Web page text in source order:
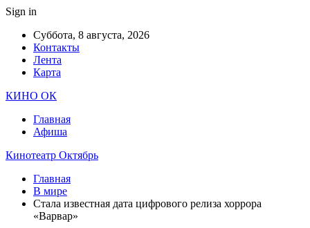
Sign in
Суббота, 8 августа, 2026
Контакты
Лента
Карта
КИНО ОК
Главная
Афиша
Кинотеатр Октябрь
Главная
В мире
Стала известная дата цифрового релиза хоррора
«Варвар»